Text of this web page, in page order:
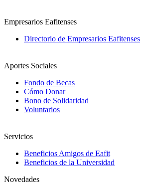
Empresarios Eafitenses
Directorio de Empresarios Eafitenses
Aportes Sociales
Fondo de Becas
Cómo Donar
Bono de Solidaridad
Voluntarios
Servicios
Beneficios Amigos de Eafit
Beneficios de la Universidad
Novedades